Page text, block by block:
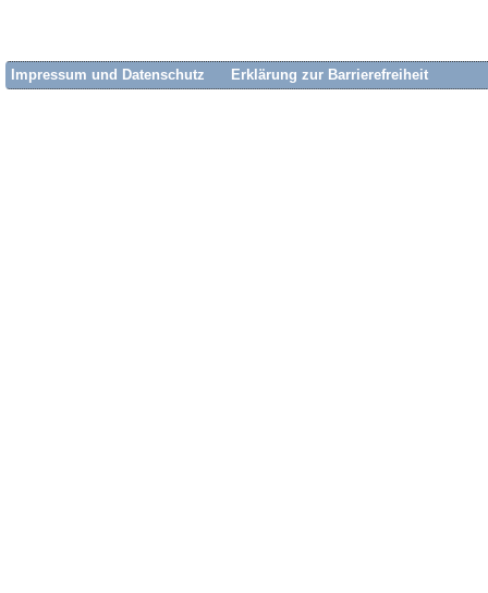
Impressum und Datenschutz Erklärung zur Barrierefreiheit